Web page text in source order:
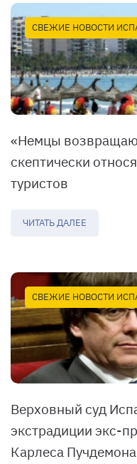
СВЕЖИЕ НОВОСТИ
«Немцы
скептически
туристов
ЧИТАТЬ ДАЛЕЕ
СВЕЖИЕ НОВОСТИ
Верховный суд
экстрадиции экс-
Карлеса Пучдемона